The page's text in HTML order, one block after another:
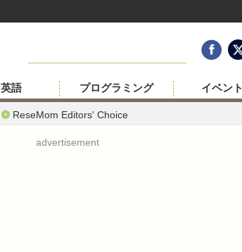
ReseMom Editors' Choice
英語 プログラミング イベント
advertisement